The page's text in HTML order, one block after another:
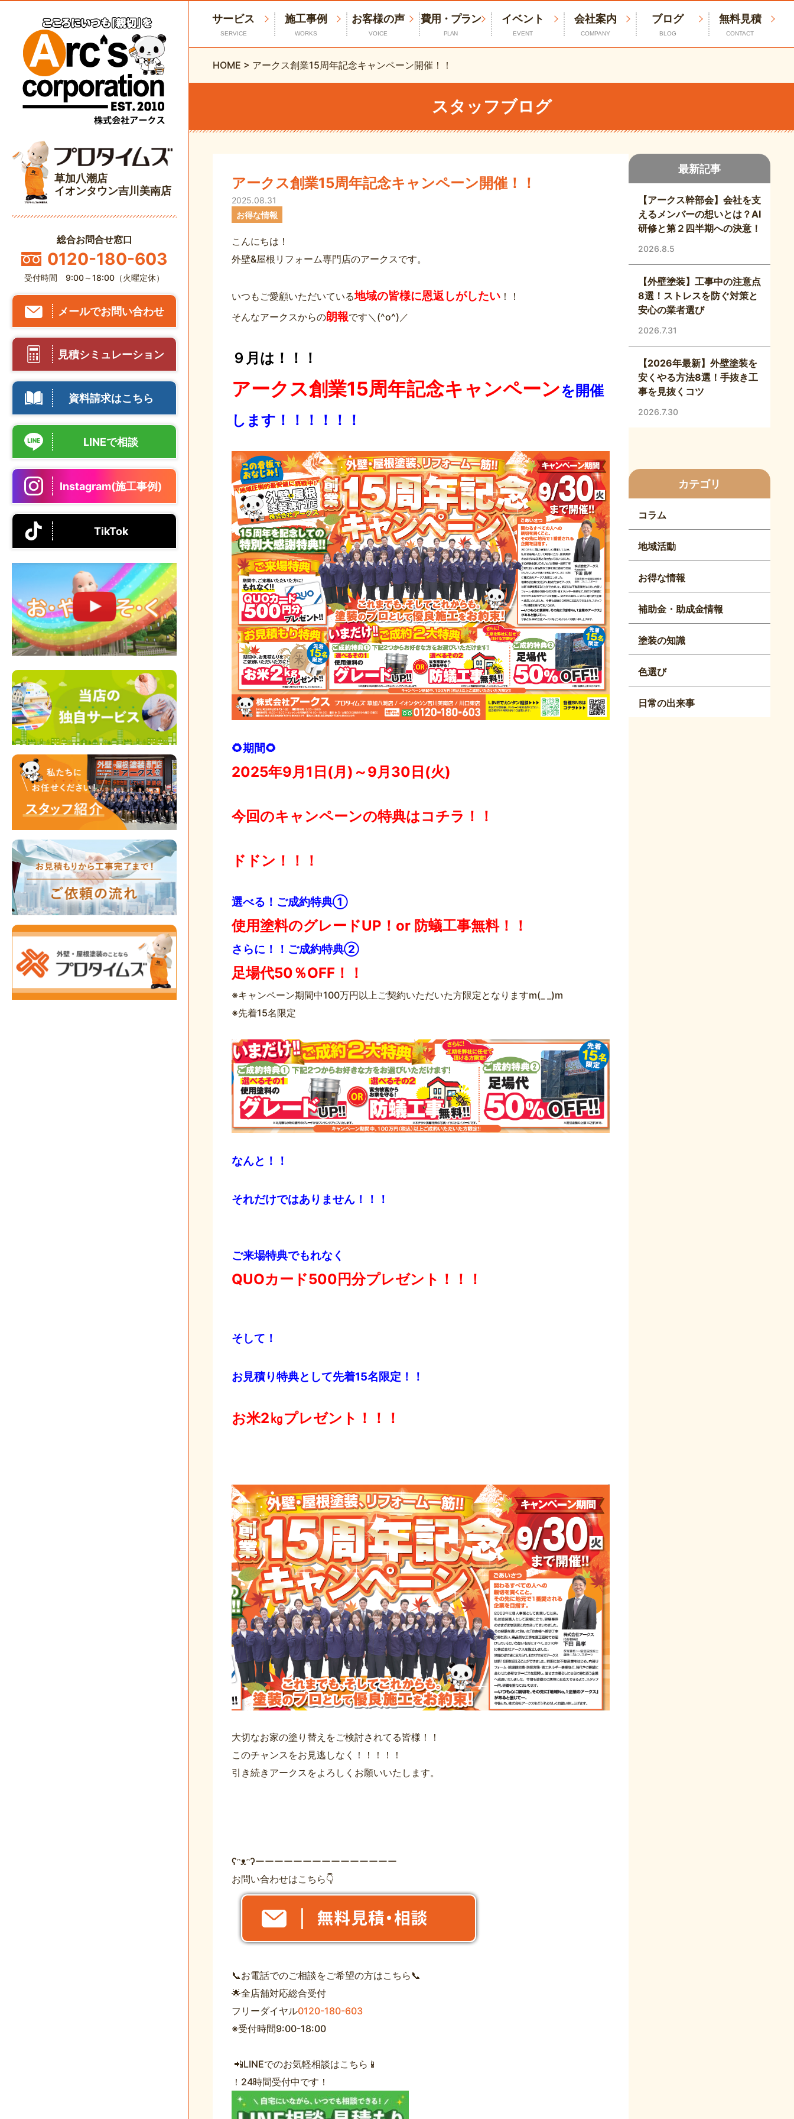
草加八潮店
イオンタウン吉川美南店
総合お問合せ窓口
0120-180-603
受付時間 9:00～18:00（火曜定休）
メールでお問い合わせ
見積シミュレーション
資料請求はこちら
LINEで相談
Instagram(施工事例)
TikTok
サービス
SERVICE
施工事例
WORKS
お客様の声
VOICE
費用・プラン
PLAN
イベント
EVENT
会社案内
COMPANY
ブログ
BLOG
無料見積
CONTACT
HOME > アークス創業15周年記念キャンペーン開催！！
スタッフブログ
アークス創業15周年記念キャンペーン開催！！
2025.08.31
お得な情報
こんにちは！
外壁&屋根リフォーム専門店のアークスです。
いつもご愛顧いただいている地域の皆様に恩返しがしたい ！！
そんなアークスからの朗報です＼(^o^)／
９月は！！！
アークス創業15周年記念キャンペーンを開催
します！！！！！！
🌻期間🌻
2025年9月1日(月)～9月30日(火)
今回のキャンペーンの特典はコチラ！！
ドドン！！！
選べる！ご成約特典①
使用塗料のグレードUP！or 防蟻工事無料！！
さらに！！ご成約特典②
足場代50％OFF！！
※キャンペーン期間中100万円以上ご契約いただいた方限定となりますm(_ _)m
※先着15名限定
なんと！！
それだけではありません！！！
ご来場特典でもれなく
QUOカード500円分プレゼント！！！
そして！
お見積り特典として先着15名限定！！
お米2㎏プレゼント！！！
大切なお家の塗り替えをご検討されてる皆様！！
このチャンスをお見逃しなく！！！！！
引き続きアークスをよろしくお願いいたします。
ʕᵔᴥᵔʔーーーーーーーーーーーーーーー
お問い合わせはこちら👇
📞お電話でのご相談をご希望の方はこちら📞
🌟全店舗対応総合受付
フリーダイヤル0120-180-603
※受付時間9:00-18:00
📲LINEでのお気軽相談はこちら📱
！24時間受付中です！
最新記事
【アークス幹部会】会社を支
えるメンバーの想いとは？AI
研修と第２四半期への決意！
2026.8.5
【外壁塗装】工事中の注意点
8選！ストレスを防ぐ対策と
安心の業者選び
2026.7.31
【2026年最新】外壁塗装を
安くやる方法8選！手抜き工
事を見抜くコツ
2026.7.30
カテゴリ
コラム
地域活動
お得な情報
補助金・助成金情報
塗装の知識
色選び
日常の出来事